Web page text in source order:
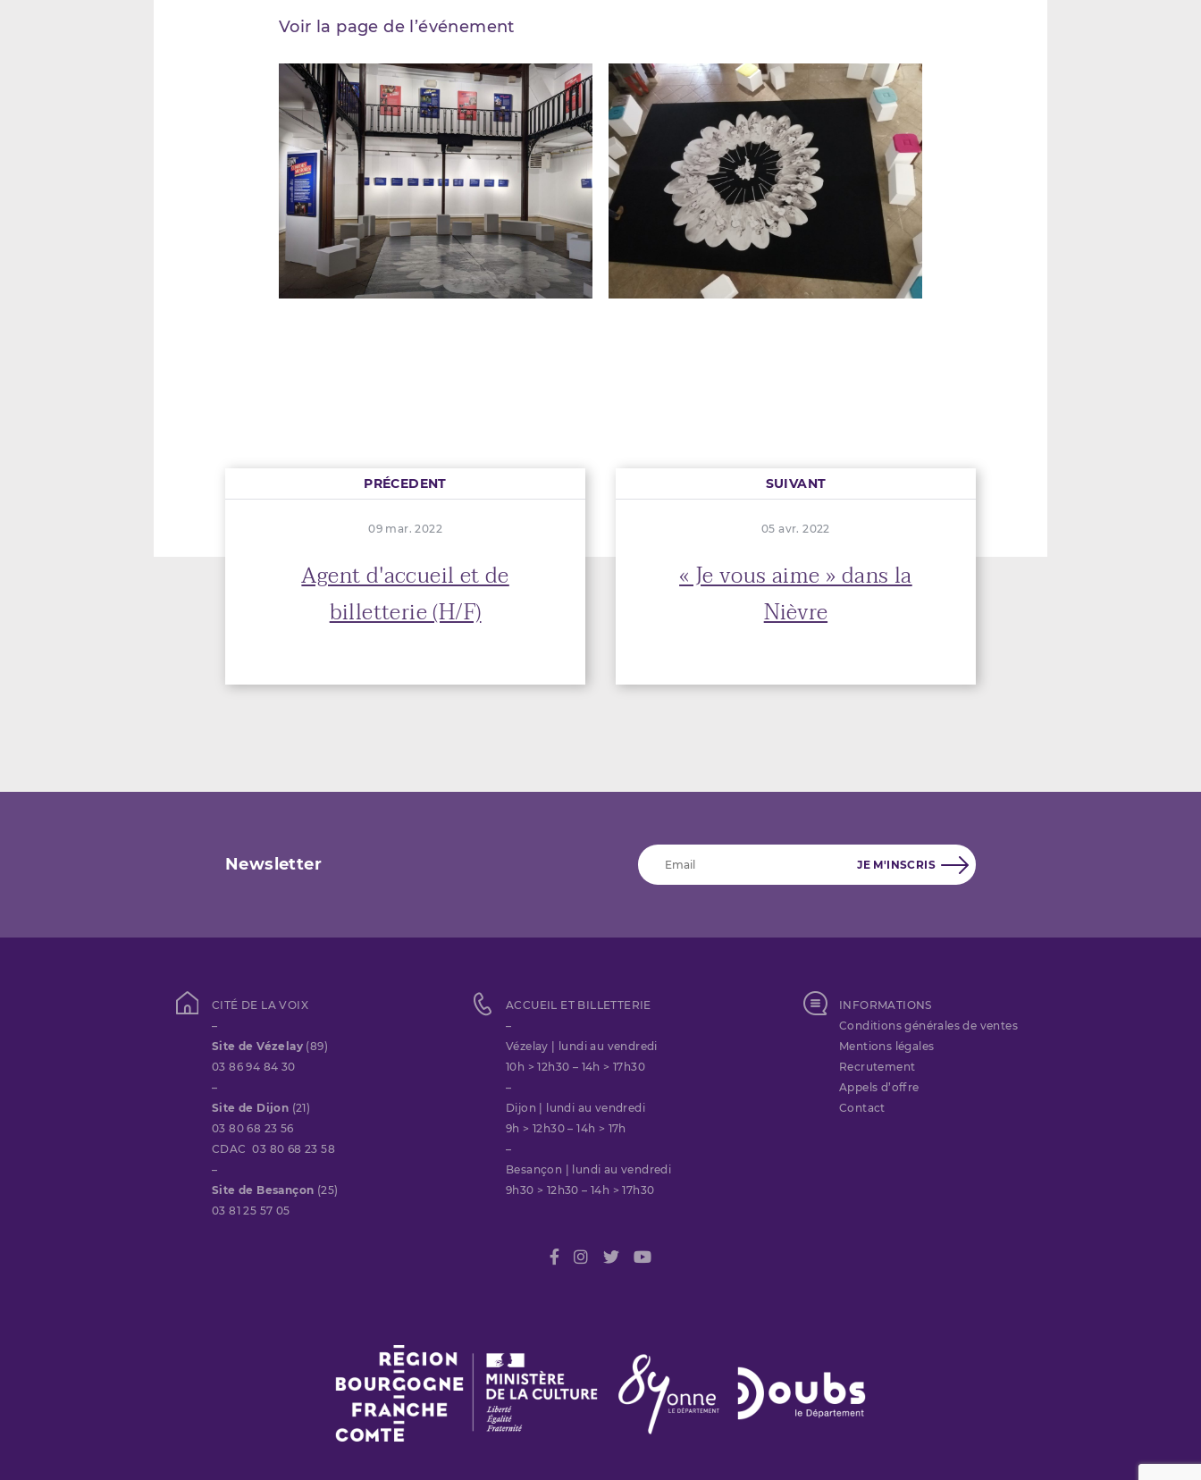
Voir la page de l’événement
PRÉCEDENT
09 mar. 2022
Agent d'accueil et de
billetterie (H/F)
SUIVANT
05 avr. 2022
« Je vous aime » dans la
Nièvre
Newsletter
CITÉ DE LA VOIX
–
Site de Vézelay (89)
03 86 94 84 30
–
Site de Dijon (21)
03 80 68 23 56
CDAC 03 80 68 23 58
–
Site de Besançon (25)
03 81 25 57 05
ACCUEIL ET BILLETTERIE
–
Vézelay | lundi au vendredi
10h > 12h30 – 14h > 17h30
–
Dijon | lundi au vendredi
9h > 12h30 – 14h > 17h
–
Besançon | lundi au vendredi
9h30 > 12h30 – 14h > 17h30
INFORMATIONS
Conditions générales de ventes
Mentions légales
Recrutement
Appels d’offre
Contact